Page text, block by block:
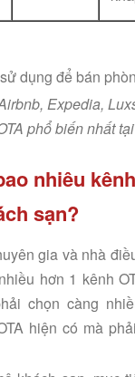
Expedia,
phổ biến nhất
nhiêu
sạn?
gia và nhà
hơn 1 kênh
chọn càng
hiện có mà